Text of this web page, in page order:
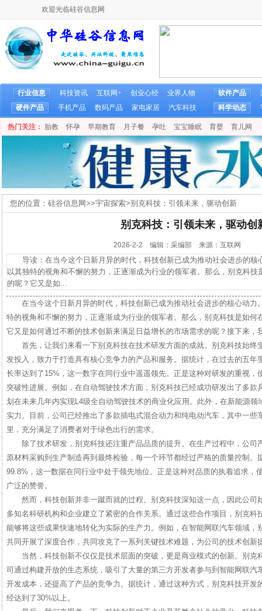
欢迎光临硅谷信息网
行业信息 科技资讯 互联网+ 创业心经
业界人物
硬件产品
手机产品 数码产品 家电家居 汽车科技
软件产品
科学动态
热门关注： 胎教 怀孕 早期教育 月子餐 孕吐 宝宝睡眠 育婴 育儿网
您的位置： 硅谷信息网>>宇宙探索>别克科技：引领未来，驱动创新
别克科技：引领未来，驱动创
2026-2-2 编辑：采编部 来源：互联网
导读：在当今这个日新月异的时代，科技创新已成为推动社会进步的核
以其独特的视角和不懈的努力，正逐渐成为行业的领军者。那么，别克科
的呢？它又是如...
在当今这个日新月异的时代，科技创新已成为推动社会进步的核心动力
特的视角和不懈的努力，正逐渐成为行业的领军者。那么，别克科技是如何
它又是如何通过不断的技术创新来满足日益增长的市场需求的呢？接下来，
首先，让我们来看一下别克科技在技术研发方面的成就。别克科技始终
发投入，致力于打造具有核心竞争力的产品和服务。据统计，在过去的五年
长率达到了15%，这一数字在同行业中遥遥领先。正是这种对研发的重视，
突破性进展。例如，在自动驾驶技术方面，别克科技已经成功研发出了多款
划在未来几年内实现L4级全自动驾驶技术的商业化应用。此外，在新能源
实力。目前，公司已经推出了多款插电式混合动力和纯电动汽车，其中一些
里，充分满足了消费者对于绿色出行的需求。
除了技术研发，别克科技还注重产品品质的提升。在生产过程中，公司
原材料采购到生产制造再到最终检验，每一个环节都经过严格的质量控制。
99.8%，这一数据在同行业中处于领先地位。正是这种对品质的执着追求，
广泛的赞誉。
然而，科技创新并非一蹴而就的过程。别克科技深知这一点，因此公司
多知名科研机构和企业建立了紧密的合作关系。通过这些合作项目，别克科
能够将这些成果快速地转化为实际的生产力。例如，在智能网联汽车领域，
共同开展了深度合作，共同攻克了一系列关键技术难题，为公司的技术创新
当然，科技创新不仅仅是技术层面的突破，更是商业模式的创新。别克
司通过构建开放的生态系统，吸引了大量的第三方开发者参与到智能网联汽
开发成本，还提高了产品的竞争力。据统计，通过这种方式，别克科技开发
经达到了30%以上。